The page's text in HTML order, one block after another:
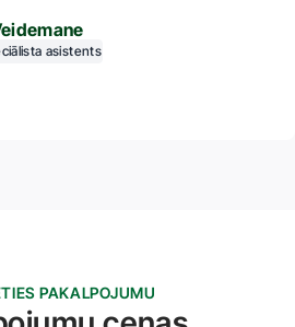
asistents
PAKALPOJUMU